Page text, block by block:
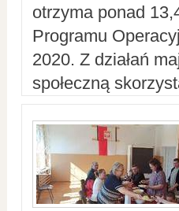
otrzyma ponad
Programu
2020. Z działań
społeczną